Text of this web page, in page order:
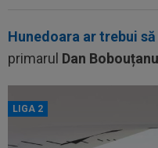
Hunedoara ar trebui
primarul Dan Bobouțanu
LIGA 2